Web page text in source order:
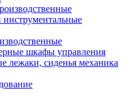
шкафы управления
лежаки, сиденья механика